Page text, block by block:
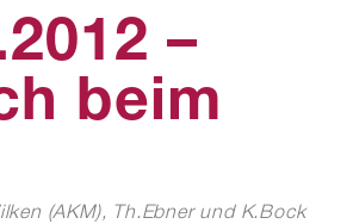
–
beim
(AKM), Th.Ebner und K.Bock